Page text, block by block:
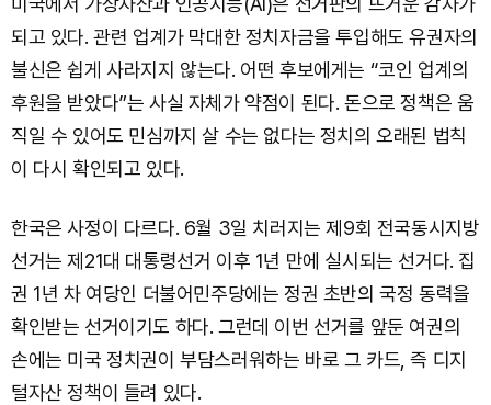
되고 있다. 관련 업계가 막대한 정치자금을 투입해도 유권자의
불신은 쉽게 사라지지 않는다. 어떤 후보에게는 “코인 업계의
후원을 받았다”는 사실 자체가 약점이 된다. 돈으로 정책은 움
직일 수 있어도 민심까지 살 수는 없다는 정치의 오래된 법칙
이 다시 확인되고 있다.
한국은 사정이 다르다. 6월 3일 치러지는 제9회 전국동시지방
선거는 제21대 대통령선거 이후 1년 만에 실시되는 선거다. 집
권 1년 차 여당인 더불어민주당에는 정권 초반의 국정 동력을
확인받는 선거이기도 하다. 그런데 이번 선거를 앞둔 여권의
손에는 미국 정치권이 부담스러워하는 바로 그 카드, 즉 디지
털자산 정책이 들려 있다.